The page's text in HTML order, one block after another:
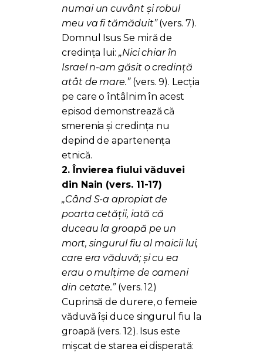
numai un cuvânt și robul
meu va fi tămăduit”(vers. 7).
Domnul Isus Se miră de
credința lui: „Nici chiar în
Israel n-am găsit o credință
atât de mare.”(vers. 9). Lecția
pe care o întâlnim în acest
episod demonstrează că
smerenia și credința nu
depind de apartenența
etnică.
2. Învierea fiului văduvei
din Nain (vers. 11-17)
„Când S-a apropiat de
poarta cetății, iată că
duceau la groapă pe un
mort, singurul fiu al maicii lui,
care era văduvă; și cu ea
erau o mulțime de oameni
din cetate.”(vers. 12)
Cuprinsă de durere, o femeie
văduvă își duce singurul fiu la
groapă (vers. 12). Isus este
mișcat de starea ei disperată: